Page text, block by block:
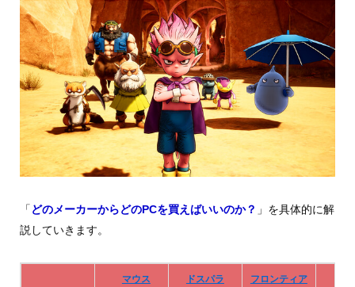
「 どのメーカーからどのPCを買えばいいのか？ 」を具体的に解
説していきます。
マウス ドスパラ フロンティア